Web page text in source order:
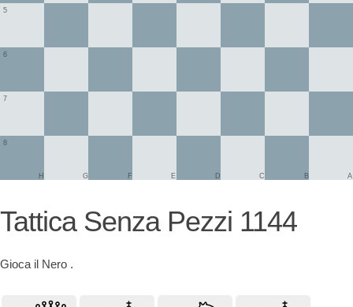
5
6
7
8
A
B
C
D
E
F
G
H
Tattica Senza Pezzi 1144
Gioca il Nero .